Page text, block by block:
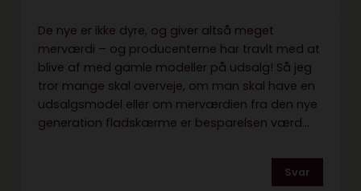
De nye er ikke dyre, og giver altså meget
merværdi – og producenterne har travlt med at
blive af med gamle modeller på udsalg! Så jeg
tror mange skal overveje, om man skal have en
udsalgsmodel eller om merværdien fra den nye
generation fladskærme er besparelsen værd…
Svar